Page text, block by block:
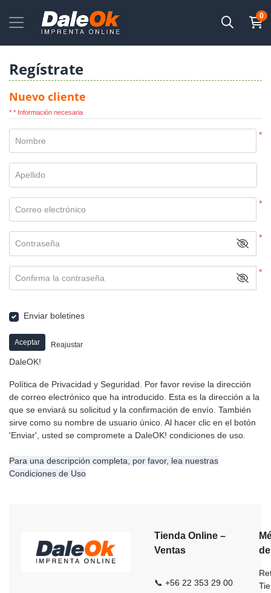
0
Regístrate
Nuevo cliente
* * Información necesaria
*
Nombre
Apellido
*
Correo electrónico
*
Contraseña
*
Confirma la contraseña
Enviar boletines
Aceptar Reajustar
DaleOK!
Política de Privacidad y Seguridad. Por favor revise la dirección
de correo electrónico que ha introducido. Esta es la dirección a la
que se enviará su solicitud y la confirmación de envío. También
sirve como su nombre de usuario único. Al hacer clic en el botón
'Enviar', usted se compromete a DaleOK! condiciones de uso.
Para una descripción completa, por favor, lea nuestras
Condiciones de Uso
Tienda Online –
Ventas
📞 +56 22 353 29 00